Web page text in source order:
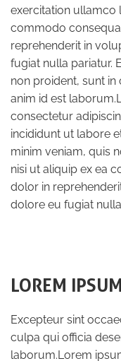
exercitation ullamco
commodo
reprehenderit in
fugiat nulla pariatur.
non proident, sunt
anim id est
consectetur
incididunt ut labore
minim veniam, quis
nisi ut aliquip ex ea
dolor in
dolore eu fugiat
LOREM
Excepteur sint
culpa qui officia
laborum.Lorem